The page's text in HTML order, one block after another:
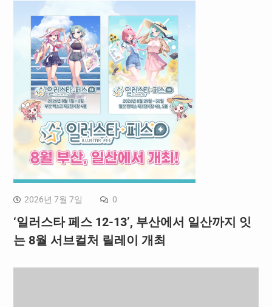
2026년 7월 7일 0
‘일러스타 페스 12-13’, 부산에서 일산까지 잇
는 8월 서브컬처 릴레이 개최